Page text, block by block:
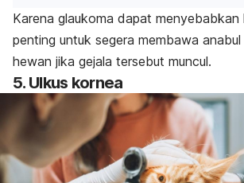
Karena glaukoma dapat menyebabkan
penting untuk segera membawa
hewan jika gejala tersebut muncul.
5. Ulkus kornea